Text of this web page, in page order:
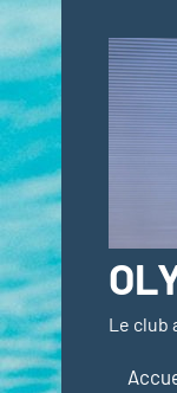
au
contenu
Le club